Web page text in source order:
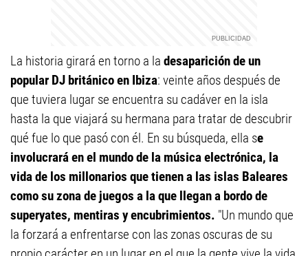
La historia girará en torno a la desaparición de un
popular DJ británico en Ibiza: veinte años después de
que tuviera lugar se encuentra su cadáver en la isla
hasta la que viajará su hermana para tratar de descubrir
qué fue lo que pasó con él. En su búsqueda, ella se
involucrará en el mundo de la música electrónica, la
vida de los millonarios que tienen a las islas Baleares
como su zona de juegos a la que llegan a bordo de
superyates, mentiras y encubrimientos. "Un mundo que
la forzará a enfrentarse con las zonas oscuras de su